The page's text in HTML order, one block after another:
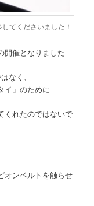
てくださいました！
開催となりました
なく、
イ」のために
くれたのではないで
オンベルトを触らせ